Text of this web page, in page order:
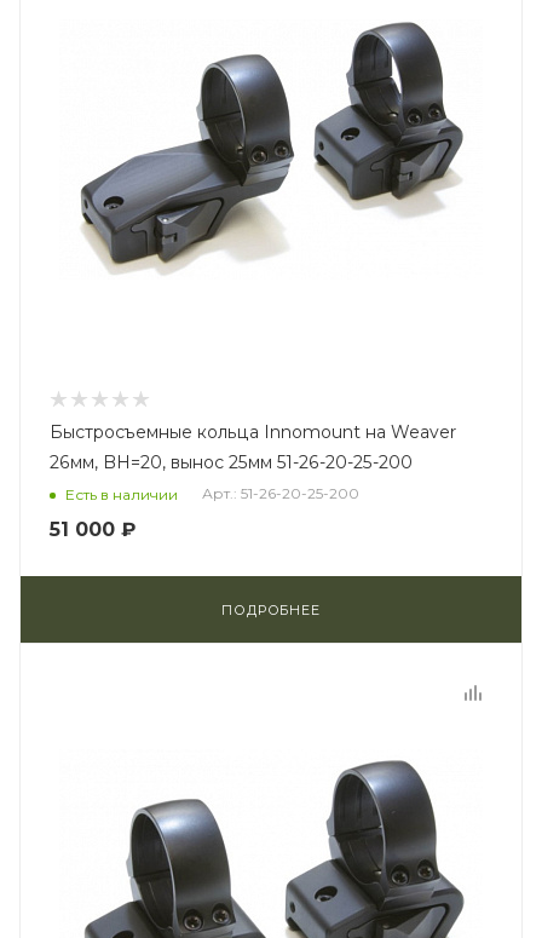
Быстросъемные кольца Innomount на Weaver
26мм, BH=20, вынос 25мм 51-26-20-25-200
Есть в наличии Арт.: 51-26-20-25-200
51 000 ₽
ПОДРОБНЕЕ